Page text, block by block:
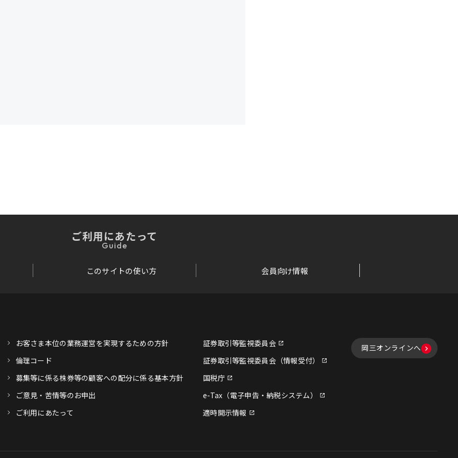
ご利用にあたって
Guide
このサイトの使い方 会員向け情報
お客さま本位の業務運営を実現するための方針
倫理コード
募集等に係る株券等の顧客への配分に係る基本方針
ご意見・苦情等のお申出
ご利用にあたって
証券取引等監視委員会
証券取引等監視委員会（情報受付）
国税庁
e-Tax（電子申告・納税システム）
適時開示情報
岡三オンラインへ